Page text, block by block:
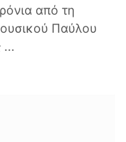
από τη
Παύλου
...